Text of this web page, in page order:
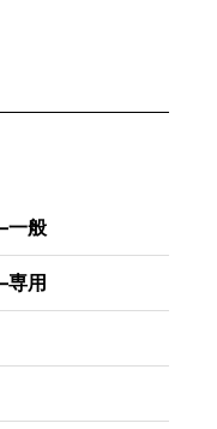
一般
用